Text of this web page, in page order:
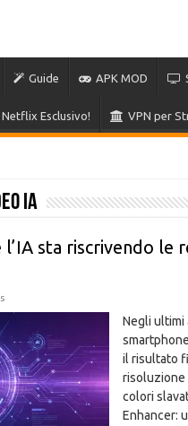
Guide APK MOD
Esclusivo! VPN per
ia
l’IA sta riscrivendo le
Negli ultimi
il risultato
risoluzione
colori
Enhancer: